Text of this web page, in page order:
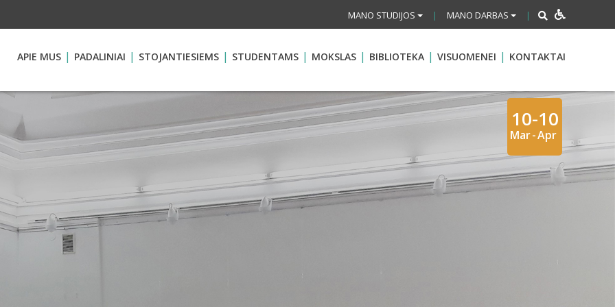
MANO STUDIJOS | MANO DARBAS |
APIE MUS PADALINIAI STOJANTIESIEMS STUDENTAMS MOKSLAS BIBLIOTEKA VISUOMENEI KONTAKTAI
10-10
Mar-Apr